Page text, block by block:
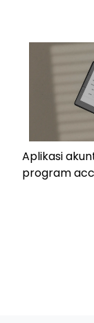
Aplikasi
program